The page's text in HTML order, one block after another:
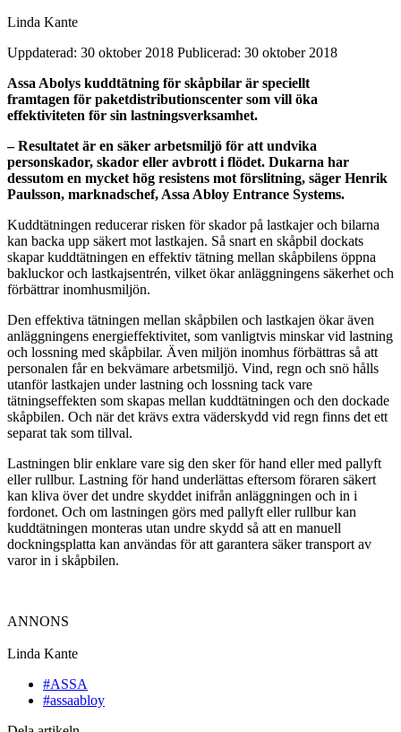
Linda Kante
Uppdaterad: 30 oktober 2018 Publicerad: 30 oktober 2018
Assa Abolys kuddtätning för skåpbilar är speciellt
framtagen för paketdistributionscenter som vill öka
effektiviteten för sin lastningsverksamhet.
– Resultatet är en säker arbetsmiljö för att undvika
personskador, skador eller avbrott i flödet. Dukarna har
dessutom en mycket hög resistens mot förslitning, säger Henrik
Paulsson, marknadschef, Assa Abloy Entrance Systems.
Kuddtätningen reducerar risken för skador på lastkajer och bilarna
kan backa upp säkert mot lastkajen. Så snart en skåpbil dockats
skapar kuddtätningen en effektiv tätning mellan skåpbilens öppna
bakluckor och lastkajsentrén, vilket ökar anläggningens säkerhet och
förbättrar inomhusmiljön.
Den effektiva tätningen mellan skåpbilen och lastkajen ökar även
anläggningens energieffektivitet, som vanligtvis minskar vid lastning
och lossning med skåpbilar. Även miljön inomhus förbättras så att
personalen får en bekvämare arbetsmiljö. Vind, regn och snö hålls
utanför lastkajen under lastning och lossning tack vare
tätningseffekten som skapas mellan kuddtätningen och den dockade
skåpbilen. Och när det krävs extra väderskydd vid regn finns det ett
separat tak som tillval.
Lastningen blir enklare vare sig den sker för hand eller med pallyft
eller rullbur. Lastning för hand underlättas eftersom föraren säkert
kan kliva över det undre skyddet inifrån anläggningen och in i
fordonet. Och om lastningen görs med pallyft eller rullbur kan
kuddtätningen monteras utan undre skydd så att en manuell
dockningsplatta kan användas för att garantera säker transport av
varor in i skåpbilen.
ANNONS
Linda Kante
#ASSA
#assaabloy